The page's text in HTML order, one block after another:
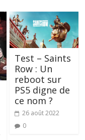
Test – Saints
Row : Un
reboot sur
PS5 digne de
ce nom ?
26 août 2022
0